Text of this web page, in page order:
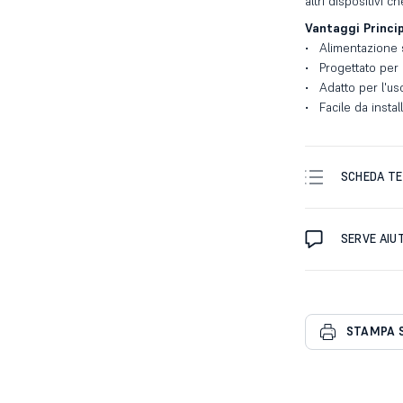
Vantaggi
Alimentazione
Progettato
Adatto per
Facile da
SCHEDA
SERVE
STAMPA